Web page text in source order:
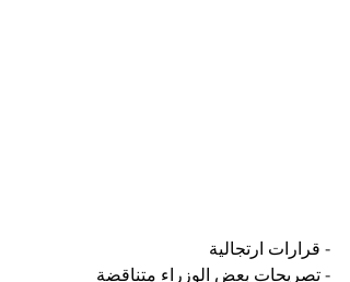
- قرارات ارتجالية
- تصريحات بعض الوزراء متناقضة